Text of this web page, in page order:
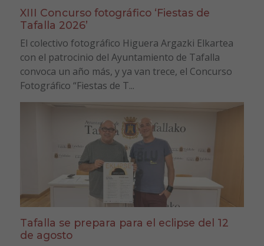
XIII Concurso fotográfico ‘Fiestas de
Tafalla 2026’
El colectivo fotográfico Higuera Argazki Elkartea
con el patrocinio del Ayuntamiento de Tafalla
convoca un año más, y ya van trece, el Concurso
Fotográfico “Fiestas de T...
Tafalla se prepara para el eclipse del 12
de agosto